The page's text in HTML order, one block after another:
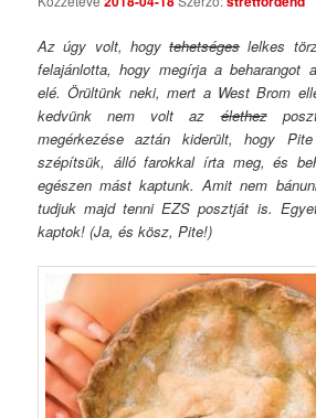
Az úgy volt, hogytehetségeslelkes
felajánlotta, hogy megírja a beharangot
elé. Örültünk neki, mert a West Brom
kedvünk nem volt azélethez
megérkezése aztán kiderült, hogy
szépítsük, álló farokkal írta meg, és
egészen mást kaptunk. Amit nem
tudjuk majd tenni EZS posztját is.
kaptok! (Ja, és kösz, Pite!)